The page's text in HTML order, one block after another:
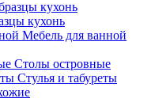
кухонь
Мебель для ванной
Столы островные
Стулья и табуреты